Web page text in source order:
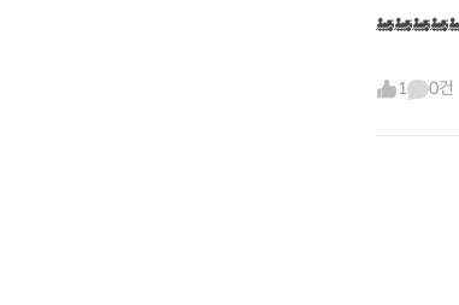
1 0건